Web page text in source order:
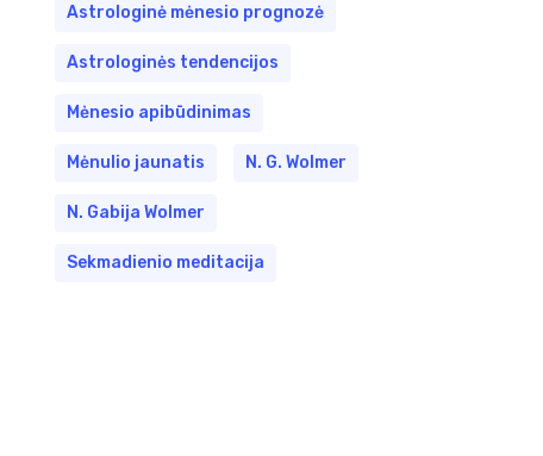
Astrologinė mėnesio prognozė
Astrologinės tendencijos
Mėnesio apibūdinimas
Mėnulio jaunatis N. G. Wolmer
N. Gabija Wolmer
Sekmadienio meditacija